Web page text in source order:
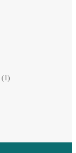
(1)